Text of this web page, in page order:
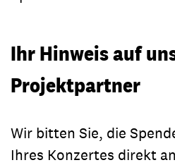
Ihr Hinweis auf
Projektpartner
Wir bitten Sie, die
Ihres Konzertes direkt